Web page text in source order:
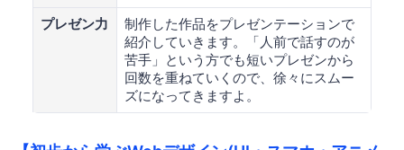
プレゼン力
制作した作品をプレゼンテーションで
紹介していきます。「人前で話すのが
苦手」という方でも短いプレゼンから
回数を重ねていくので、徐々にスムー
ズになってきますよ。